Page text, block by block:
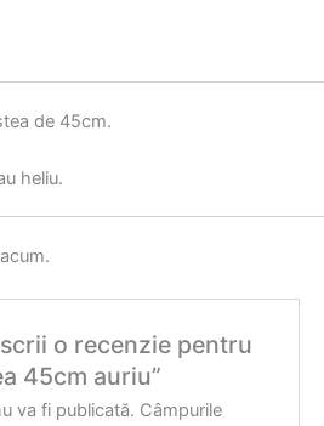
de 45cm.
heliu.
o recenzie pentru
45cm auriu”
va fi publicată. Câmpurile